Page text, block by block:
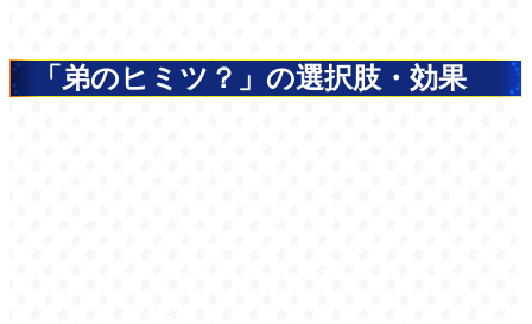
「弟のヒミツ？」の選択肢・効果